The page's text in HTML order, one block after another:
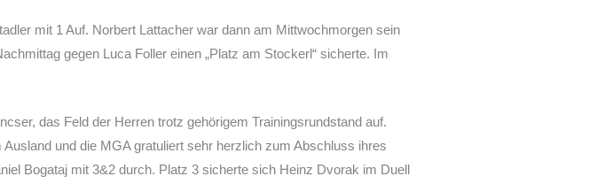
mit 1 Auf. Norbert Lattacher war dann am Mittwochmorgen sein
gegen Luca Foller einen „Platz am Stockerl“ sicherte. Im
das Feld der Herren trotz gehörigem Trainingsrundstand auf.
und die MGA gratuliert sehr herzlich zum Abschluss ihres
Bogataj mit 3&2 durch. Platz 3 sicherte sich Heinz Dvorak im Duell